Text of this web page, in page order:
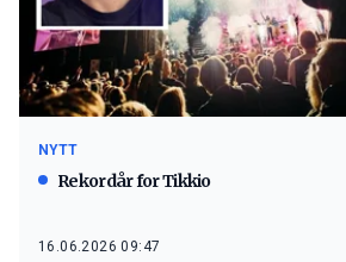
NYTT
Rekordår for Tikkio
16.06.2026 09:47